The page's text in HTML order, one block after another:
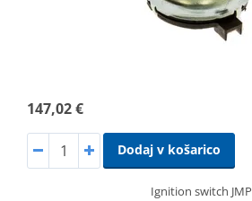
147,02 €
Dodaj v košarico
Ignition switch JMP